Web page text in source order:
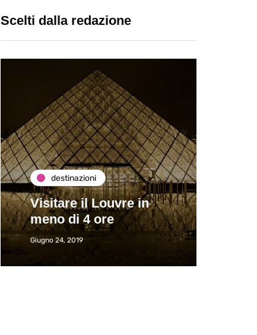
Scelti dalla redazione
destinazioni
Visitare il Louvre in
meno di 4 ore
Giugno 24, 2019